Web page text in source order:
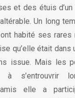
et des étuis d’un
Un long
habité ses rares
qu’elle était dans
issue. Mais les
à s’entrouvrir
amis elle a